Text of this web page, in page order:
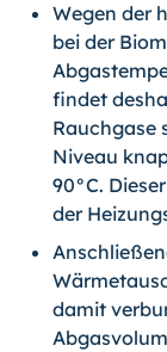
Wegen der
bei der
findet
Rauchgase
Niveau
90°C.
der
damit